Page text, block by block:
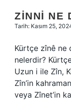
ZINNI NE
Tarih: Kasım 25,
Kürtçe zînê ne
nelerdir?
Uzun i ile Zîn,
Zîn’in
veya Zînet’in